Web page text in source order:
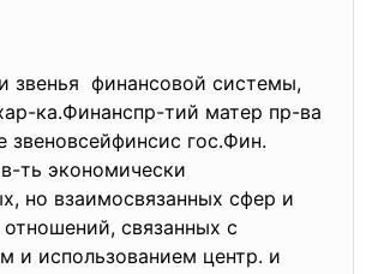
звенья финансовой системы,
ка.Финанспр-тий матер пр-ва
звеновсейфинсис гос.Фин.
ть экономически
но взаимосвязанных сфер и
связанных с
и использованием центр. и